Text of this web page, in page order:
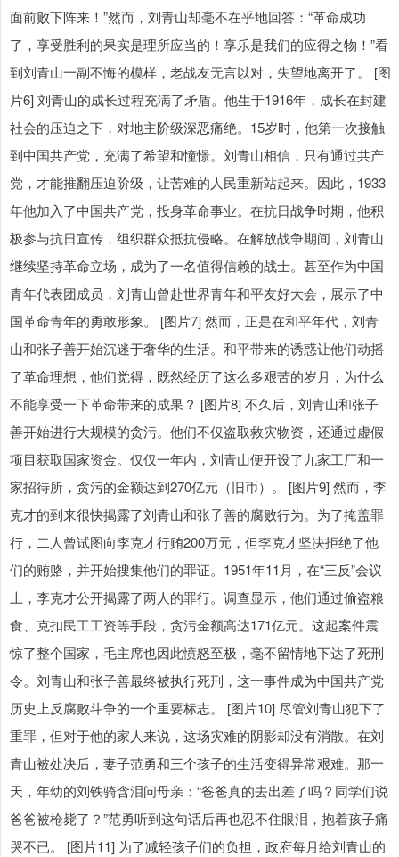
面前败下阵来！”然而，刘青山却毫不在乎地回答：“革命成功
了，享受胜利的果实是理所应当的！享乐是我们的应得之物！”看
到刘青山一副不悔的模样，老战友无言以对，失望地离开了。 [图
片6] 刘青山的成长过程充满了矛盾。他生于1916年，成长在封建
社会的压迫之下，对地主阶级深恶痛绝。15岁时，他第一次接触
到中国共产党，充满了希望和憧憬。刘青山相信，只有通过共产
党，才能推翻压迫阶级，让苦难的人民重新站起来。因此，1933
年他加入了中国共产党，投身革命事业。在抗日战争时期，他积
极参与抗日宣传，组织群众抵抗侵略。在解放战争期间，刘青山
继续坚持革命立场，成为了一名值得信赖的战士。甚至作为中国
青年代表团成员，刘青山曾赴世界青年和平友好大会，展示了中
国革命青年的勇敢形象。 [图片7] 然而，正是在和平年代，刘青
山和张子善开始沉迷于奢华的生活。和平带来的诱惑让他们动摇
了革命理想，他们觉得，既然经历了这么多艰苦的岁月，为什么
不能享受一下革命带来的成果？ [图片8] 不久后，刘青山和张子
善开始进行大规模的贪污。他们不仅盗取救灾物资，还通过虚假
项目获取国家资金。仅仅一年内，刘青山便开设了九家工厂和一
家招待所，贪污的金额达到270亿元（旧币）。 [图片9] 然而，李
克才的到来很快揭露了刘青山和张子善的腐败行为。为了掩盖罪
行，二人曾试图向李克才行贿200万元，但李克才坚决拒绝了他
们的贿赂，并开始搜集他们的罪证。1951年11月，在“三反”会议
上，李克才公开揭露了两人的罪行。调查显示，他们通过偷盗粮
食、克扣民工工资等手段，贪污金额高达171亿元。这起案件震
惊了整个国家，毛主席也因此愤怒至极，毫不留情地下达了死刑
令。刘青山和张子善最终被执行死刑，这一事件成为中国共产党
历史上反腐败斗争的一个重要标志。 [图片10] 尽管刘青山犯下了
重罪，但对于他的家人来说，这场灾难的阴影却没有消散。在刘
青山被处决后，妻子范勇和三个孩子的生活变得异常艰难。那一
天，年幼的刘铁骑含泪问母亲：“爸爸真的去出差了吗？同学们说
爸爸被枪毙了？”范勇听到这句话后再也忍不住眼泪，抱着孩子痛
哭不已。 [图片11] 为了减轻孩子们的负担，政府每月给刘青山的